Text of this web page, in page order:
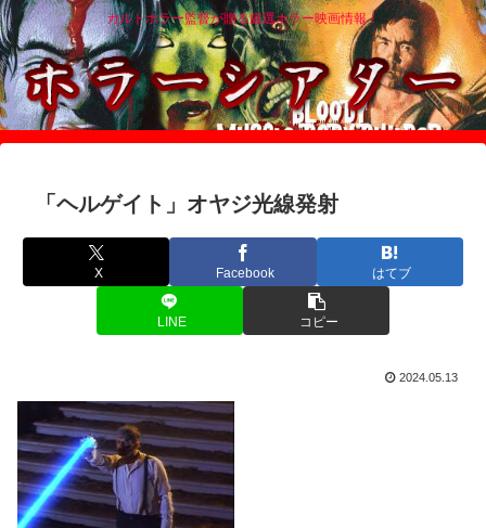
カルトホラー監督が贈る厳選ホラー映画情報！
「ヘルゲイト」オヤジ光線発射
X Facebook はてブ
LINE コピー
2024.05.13